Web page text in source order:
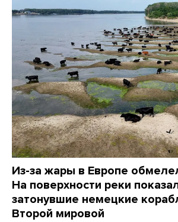
Из-за жары в Европе
На поверхности реки
затонувшие немецкие
Второй мировой